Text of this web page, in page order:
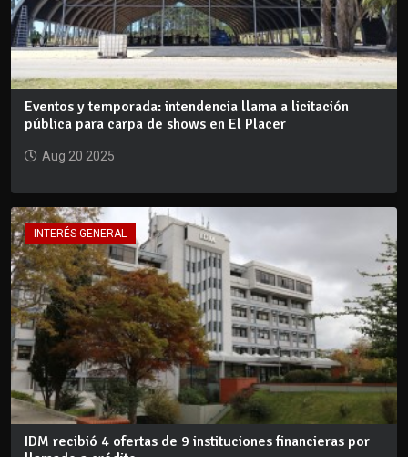
Eventos y temporada: intendencia llama a licitación
pública para carpa de shows en El Placer
Aug 20 2025
INTERÉS GENERAL
IDM recibió 4 ofertas de 9 instituciones financieras por